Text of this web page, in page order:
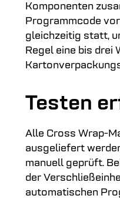
Komponenten
Programmcode
gleichzeitig statt,
Regel eine bis drei
Testen
Alle Cross Wrap-
ausgeliefert
manuell geprüft.
der
automatischen